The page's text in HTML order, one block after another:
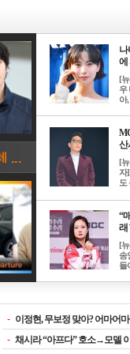
나
에
[
우
아,
산
[
자
도
“
래
[
송
들
- 이정현, 무보정 맞아? 어마어마
- 채시라 “아프다” 호소→모델